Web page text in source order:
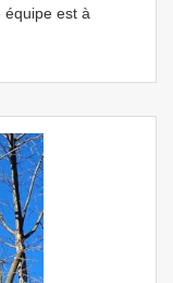
équipe est à